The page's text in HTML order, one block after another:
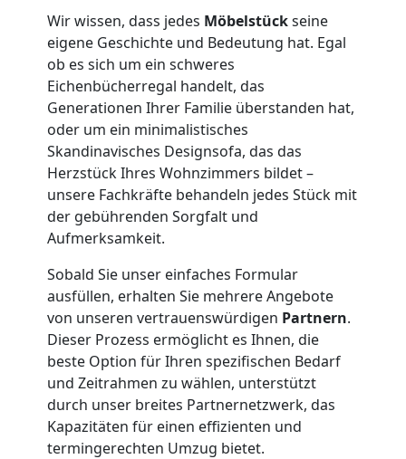
Wir wissen, dass jedes Möbelstückseine
eigene Geschichte und Bedeutung hat. Egal
ob es sich um ein schweres
Eichenbücherregal handelt, das
Generationen Ihrer Familie überstanden hat,
oder um ein minimalistisches
Skandinavisches Designsofa, das das
Herzstück Ihres Wohnzimmers bildet –
unsere Fachkräfte behandeln jedes Stück mit
der gebührenden Sorgfalt und
Aufmerksamkeit.
Sobald Sie unser einfaches Formular
ausfüllen, erhalten Sie mehrere Angebote
von unseren vertrauenswürdigen Partnern.
Dieser Prozess ermöglicht es Ihnen, die
beste Option für Ihren spezifischen Bedarf
und Zeitrahmen zu wählen, unterstützt
durch unser breites Partnernetzwerk, das
Kapazitäten für einen effizienten und
termingerechten Umzug bietet.
Kunsttransport
Wiener
Neustadt
Umzug
Wiener
Neustadt
Mann